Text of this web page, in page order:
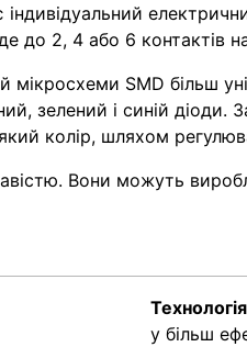
до 2, 4 або 6 контактів
SMD більш
зелений і синій діоди.
колір, шляхом
Вони можуть
у більш